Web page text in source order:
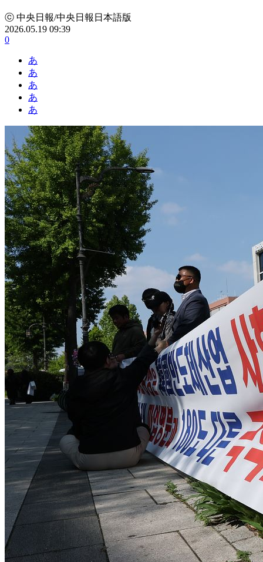
ⓒ 中央日報/中央日報日本語版
2026.05.19 09:39
0
あ
あ
あ
あ
あ